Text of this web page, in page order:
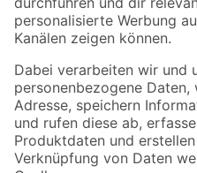
Folge uns
Zahlungsarten